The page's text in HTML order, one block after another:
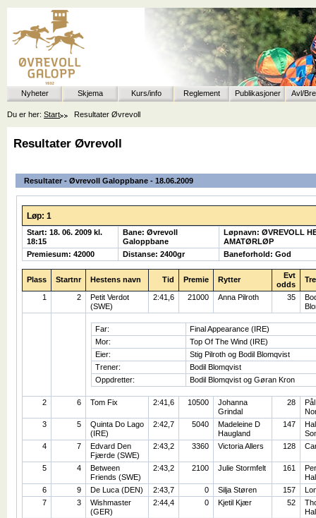
Nyheter Skjema Kurs/info Reglement Publikasjoner Avl/
Du er her: Start Resultater Øvrevoll
Resultater Øvrevoll
Resultater - Øvrevoll Galoppbane - 18.06.2009
Løp: 1
Start: 18. 06. 2009 kl.
18:15
Bane: Øvrevoll
Galoppbane
Løpnavn: ØVREVOLL
AMATØRLØP
Premiesum: 42000
Distanse: 2400gr Baneforhold: God
Plass Startnr Hestens navn Tid Premie Rytter
Evt
odds
1 2
Petit Verdot
(SWE)
2:41,6 21000 Anna Pilroth 35
Far:
Final Appearance (IRE)
Mor:
Top Of The Wind (IRE)
Eier:
Stig Pilroth og Bodil Blomqvist
Trener:
Bodil Blomqvist
Oppdretter:
Bodil Blomqvist og Gøran Kron
2 6 Tom Fix 2:41,6 10500
Johanna
Grindal
28
3
5
Quinta Do Lago
(IRE)
2:42,7 5040
Madeleine D
Haugland
147
4
7
Edvard Den
Fjærde (SWE)
2:43,2 3360 Victoria Allers 128
5 4
Between
Friends (SWE)
2:43,2 2100 Julie Stormfelt 161
Per
6
9 De Luca (DEN) 2:43,7 0 Silja Støren 157
7
3
Wishmaster
(GER)
2:44,4 0 Kjetil Kjær 52